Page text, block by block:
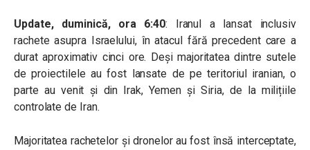
Update, duminică, ora 6:40: Iranul a lansat inclusiv
rachete asupra Israelului, în atacul fără precedent care a
durat aproximativ cinci ore. Deși majoritatea dintre sutele
de proiectilele au fost lansate de pe teritoriul iranian, o
parte au venit și din Irak, Yemen și Siria, de la milițiile
controlate de Iran.
Majoritatea rachetelor și dronelor au fost însă interceptate,